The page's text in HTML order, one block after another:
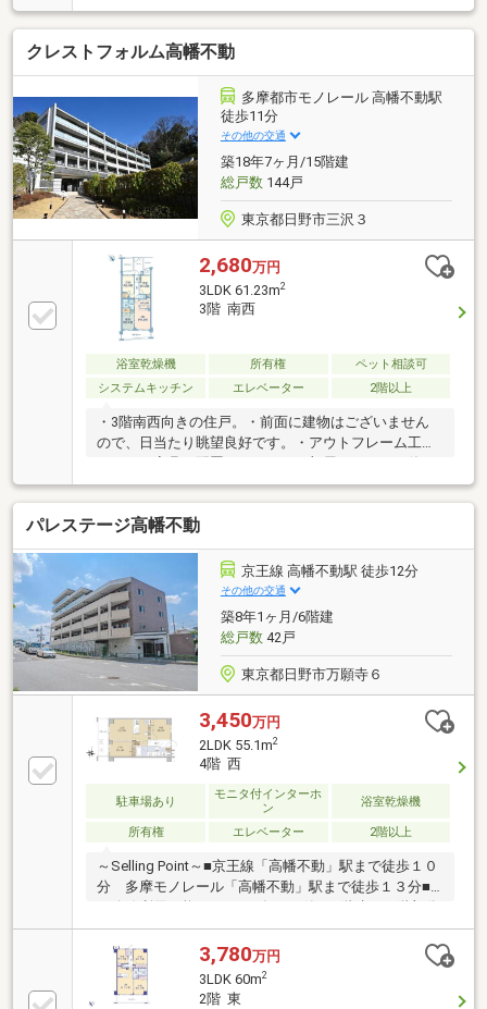
「あんしん保証」サービスをご用意しております。※
保証内容の制限・保証限度額の設定あり◆設備トラブ
ルの問い合わせを24時間受付対応◆成約されたお客様
には、突発的な設備トラブルに対応する「駆けつけ」
サービスを提供しております。24時間365日コールセ
ンター対応、30分以内の一次応急処置を無料で実施。
※対象期間・対象者・対象設備等の諸条件あり
クレストフォルム高幡不動
多摩都市モノレール 高幡不動駅
徒歩11分
その他の交通
築18年7ヶ月/15階建
総戸数144戸
東京都日野市三沢３
2,680万円
3LDK 61.23m2
3階 南西
浴室乾燥機 所有権
ペット相談可
システムキッチン
エレベーター 2階以上
・3階南西向きの住戸。・前面に建物はございません
ので、日当たり眺望良好です。・アウトフレーム工法
ことが可能です。・玄関前にはポーチを採用している
ため、居室の近くを他の居住者の方が通ることがな
く、プライバシー性に優れます。・和室はLDKとの一
体的利用も可能なため、用途に応じた使い分けが可能
です。・カウンターキッチンを採用しているため、テ
レビやご家族の様子を見ながら調理ができます。・約
6.0畳洋室にはウォークインクローゼットが設置されて
おります。・1317タイプの浴室には、浴室換気乾燥機
を装備しておりカビ防止や衣類の乾燥にも効果的で
す。
パレステージ高幡不動
京王線 高幡不動駅 徒歩12分
その他の交通
築8年1ヶ月/6階建
総戸数42戸
東京都日野市万願寺６
3,450万円
2LDK 55.1m2
4階 西
駐車場あり
モニタ付インターホ
ン
浴室乾燥機
所有権 エレベーター 2階以上
～Selling Point～■京王線「高幡不動」駅まで徒歩１０
分 多摩モノレール「高幡不動」駅まで徒歩１３分■
■２ＬＤＫ＋ＳＩＣ＋納戸■ペット飼育可能（細則有）
■宅配ボックスあり■各居室に収納スペースあり■富士
山が望める南西バルコニー（天候によります。）
3,780万円
3LDK 60m2
2階 東